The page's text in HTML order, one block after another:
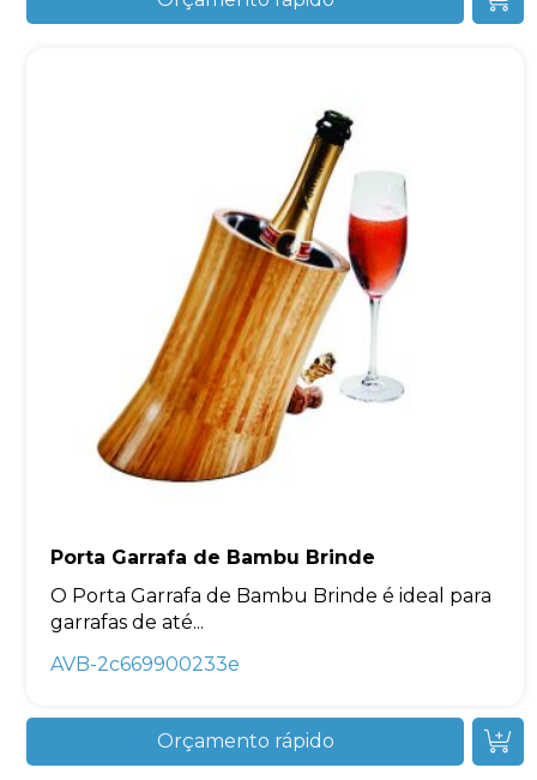
Porta Garrafa de Bambu Brinde
O Porta Garrafa de Bambu Brinde é ideal para
garrafas de até...
AVB-2c669900233e
Orçamento rápido